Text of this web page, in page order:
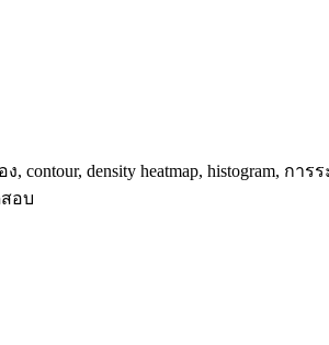
, contour, density heatmap,
อบ